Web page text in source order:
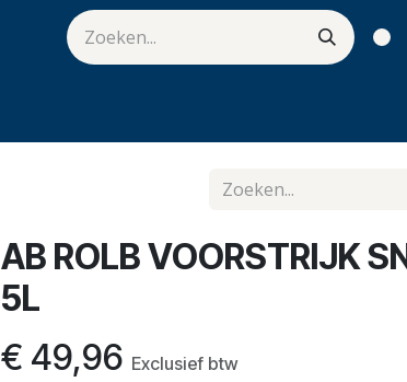
AB ROLB VOORSTRIJK
5L
€ 49,96 Exclusief btw